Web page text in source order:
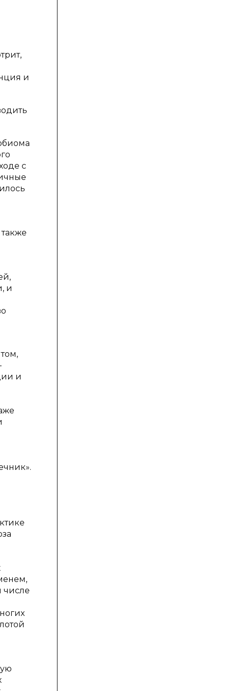
и
с
и
и
числе